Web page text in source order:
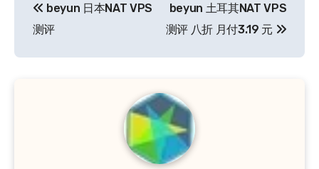
章
导
beyun 日本NAT VPS
测评
beyun 土耳其NAT VPS
测评 八折 月付3.19 元